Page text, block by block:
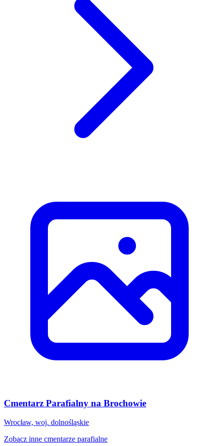
Cmentarz Parafialny na Brochowie
Wrocław, woj. dolnośląskie
Zobacz inne cmentarze parafialne